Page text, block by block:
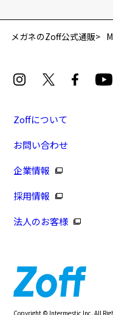
[スペシャルプライス
施したウェリントン
商品番号：
単価：￥6,640
※商品が再入荷された際にメール
※本サービスは商品の購入をお約
※ご希望の商品が再入荷しない場
※「再入荷お知らせメール」は
メガネのZoff公式通販
Zoffについて
お問い合わせ
企業情報
採用情報
法人のお客様
Copyright © Intermestic Inc. All